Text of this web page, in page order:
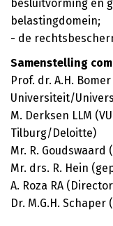
besluitvorming en
belastingdomein;
- de
Samenstelling
Prof. dr. A.H.
Universiteit/
M. Derksen LLM
Tilburg/Deloitte)
Mr. R. Goudswaard
Mr. drs. R. Hein
A. Roza RA
Dr. M.G.H.